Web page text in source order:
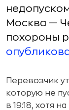
Москва —
похороны
Перевозчик
которую не
в 19:18, хотя